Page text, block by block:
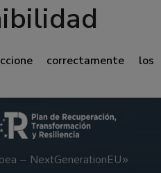
correctamente los
– NextGenerationEU»